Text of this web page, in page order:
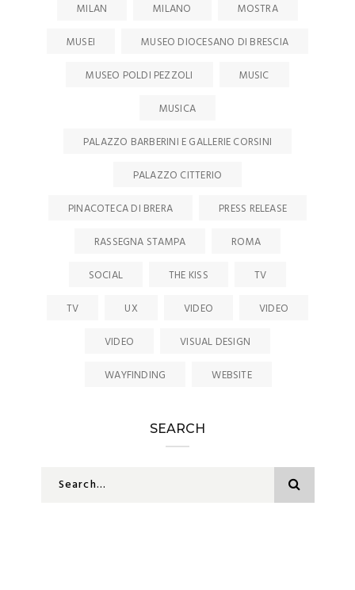
MILAN
MILANO
MOSTRA
MUSEI
MUSEO DIOCESANO DI BRESCIA
MUSEO POLDI PEZZOLI
MUSIC
MUSICA
PALAZZO BARBERINI E GALLERIE CORSINI
PALAZZO CITTERIO
PINACOTECA DI BRERA
PRESS RELEASE
RASSEGNA STAMPA
ROMA
SOCIAL
THE KISS
TV
TV
UX VIDEO
VIDEO
VIDEO
VISUAL DESIGN
WAYFINDING
WEBSITE
SEARCH